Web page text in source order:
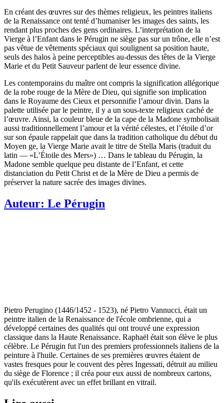
En créant des œuvres sur des thèmes religieux, les peintres italiens
de la Renaissance ont tenté d’humaniser les images des saints, les
rendant plus proches des gens ordinaires. L’interprétation de la
Vierge à l’Enfant dans le Pérugin ne siège pas sur un trône, elle n’est
pas vêtue de vêtements spéciaux qui soulignent sa position haute,
seuls des halos à peine perceptibles au-dessus des têtes de la Vierge
Marie et du Petit Sauveur parlent de leur essence divine.
Les contemporains du maître ont compris la signification allégorique
de la robe rouge de la Mère de Dieu, qui signifie son implication
dans le Royaume des Cieux et personnifie l’amour divin. Dans la
palette utilisée par le peintre, il y a un sous-texte religieux caché de
l’œuvre. Ainsi, la couleur bleue de la cape de la Madone symbolisait
aussi traditionnellement l’amour et la vérité célestes, et l’étoile d’or
sur son épaule rappelait que dans la tradition catholique du début du
Moyen ge, la Vierge Marie avait le titre de Stella Maris (traduit du
latin — «L’Étoile des Mers») … Dans le tableau du Pérugin, la
Madone semble quelque peu distante de l’Enfant, et cette
distanciation du Petit Christ et de la Mère de Dieu a permis de
préserver la nature sacrée des images divines.
Auteur: Le Pérugin
Pietro Perugino (1446/1452 - 1523), né Pietro Vannucci, était un
peintre italien de la Renaissance de l'école ombrienne, qui a
développé certaines des qualités qui ont trouvé une expression
classique dans la Haute Renaissance. Raphaël était son élève le plus
célèbre. Le Pérugin fut l'un des premiers professionnels italiens de la
peinture à l'huile. Certaines de ses premières œuvres étaient de
vastes fresques pour le couvent des pères Ingessati, détruit au milieu
du siège de Florence ; il créa pour eux aussi de nombreux cartons,
qu'ils exécutèrent avec un effet brillant en vitrail.